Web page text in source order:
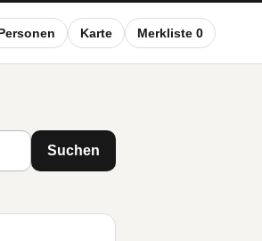
Karte Merkliste 0
Suchen